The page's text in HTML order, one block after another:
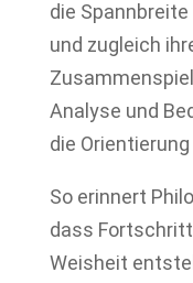
die
und zugleich
Analyse und
die
So erinnert
dass
Weisheit